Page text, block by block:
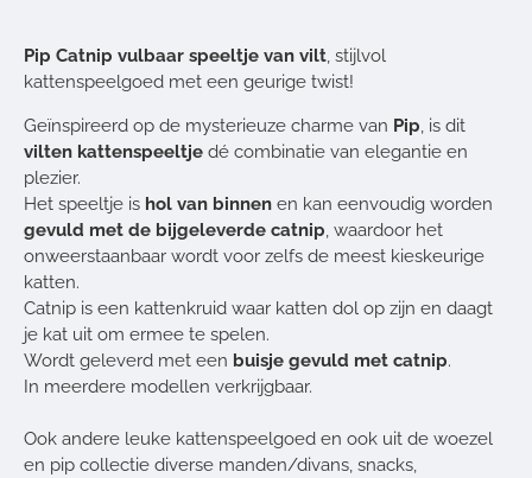
Pip Catnip vulbaar speeltje van vilt, stijlvol
kattenspeelgoed met een geurige twist!
Geïnspireerd op de mysterieuze charme van Pip, is dit
vilten kattenspeeltje dé combinatie van elegantie en
plezier.
Het speeltje is hol van binnen en kan eenvoudig worden
gevuld met de bijgeleverde catnip, waardoor het
onweerstaanbaar wordt voor zelfs de meest kieskeurige
katten.
Catnip is een kattenkruid waar katten dol op zijn en daagt
je kat uit om ermee te spelen.
Wordt geleverd met een buisje gevuld met catnip.
In meerdere modellen verkrijgbaar.
Ook andere leuke kattenspeelgoed en ook uit de woezel
en pip collectie diverse manden/divans, snacks,